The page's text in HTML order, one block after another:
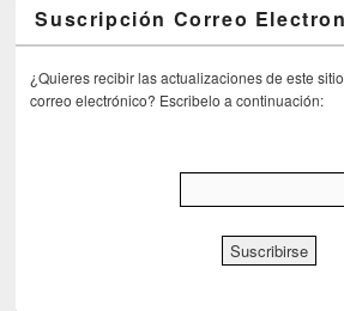
Suscripción Correo
¿Quieres recibir las actualizaciones de este
correo electrónico? Escribelo a continuación: